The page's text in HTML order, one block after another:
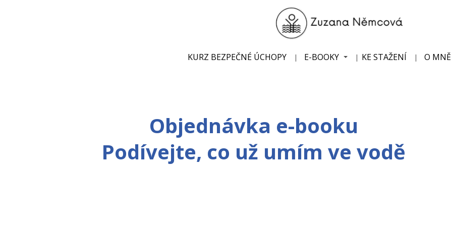
KURZ BEZPEČNÉ ÚCHOPY E-BOOKY KE STAŽENÍ O MNĚ
Objednávka e-booku
Podívejte, co už umím ve vodě